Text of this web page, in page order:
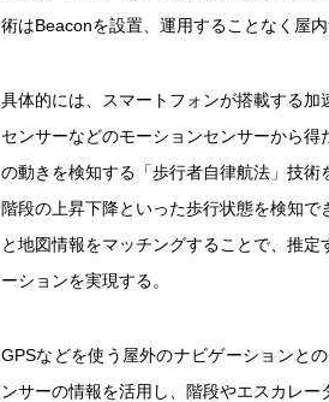
術はBeaconを設置、運用することなく屋
具体的には、スマートフォンが搭載する
センサーなどのモーションセンサーから
の動きを検知する「歩行者自律航法」技術
階段の上昇下降といった歩行状態を検知
と地図情報をマッチングすることで、推
ーションを実現する。
GPSなどを使う屋外のナビゲーションと
ンサーの情報を活用し、階段やエスカレ